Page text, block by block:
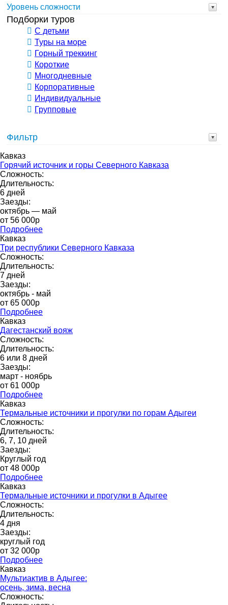
Уровень сложности
Подборки туров
С детьми
Туры на море
Горный треккинг
Короткие
Многодневные
Корпоративные
Индивидуальные
Групповые
Фильтр
Кавказ
Горячий источник и горы Северного Кавказа
Сложность:
Длительность:
6 дней
Заезды:
октябрь — май
от 56 000p
Подробнее
Кавказ
Три республики Северного Кавказа
Сложность:
Длительность:
7 дней
Заезды:
октябрь - май
от 65 000p
Подробнее
Кавказ
Дагестанский вояж
Сложность:
Длительность:
6 или 8 дней
Заезды:
март - ноябрь
от 61 000p
Подробнее
Кавказ
Термальные источники и прогулки по горам Адыгеи
Сложность:
Длительность:
6, 7, 10 дней
Заезды:
Круглый год
от 48 000p
Подробнее
Кавказ
Термальные источники и прогулки в Адыгее
Сложность:
Длительность:
4 дня
Заезды:
круглый год
от 32 000p
Подробнее
Кавказ
Мультиактив в Адыгее:
осень, зима, весна
Сложность: